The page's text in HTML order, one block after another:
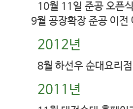
10월 11일 준공 오픈
9월 공장확장 준공 이전
2012년
8월 하선우 순대요리
2011년